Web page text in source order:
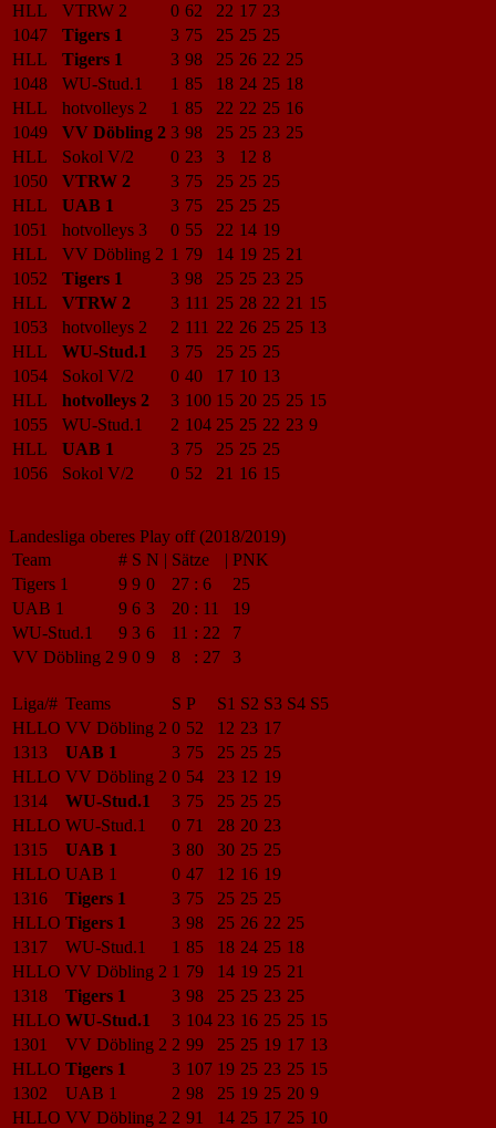
HLL
VTRW 2 0 62 22 17 23
1047
Tigers 1 3 75 25 25 25
HLL
Tigers 1 3 98 25 26 22 25
1048
WU-Stud.1 1 85 18 24 25 18
HLL
hotvolleys 2 1 85 22 22 25 16
1049
VV Döbling 2 3 98 25 25 23 25
HLL
Sokol V/2 0 23 3 12 8
1050
VTRW 2 3 75 25 25 25
HLL
UAB 1 3 75 25 25 25
1051
hotvolleys 3 0 55 22 14 19
HLL
VV Döbling 2 1 79 14 19 25 21
1052
Tigers 1 3 98 25 25 23 25
HLL
VTRW 2 3 111 25 28 22 21 15
1053
hotvolleys 2 2 111 22 26 25 25 13
HLL
WU-Stud.1 3 75 25 25 25
1054
Sokol V/2 0 40 17 10 13
HLL
hotvolleys 2 3 100 15 20 25 25 15
1055
WU-Stud.1 2 104 25 25 22 23 9
HLL
UAB 1 3 75 25 25 25
1056
Sokol V/2 0 52 21 16 15
Landesliga oberes Play off (2018/2019)
Team
# S N | Sätze | PNK
Tigers 1
9 9 0 27 : 6
25
UAB 1
9 6 3 20 : 11
19
WU-Stud.1
9 3 6 11 : 22
7
VV Döbling 2 9 0 9 8 : 27 3
Liga/# Teams S P S1 S2 S3 S4 S5
HLLO VV Döbling 2 0 52 12 23 17
1313
UAB 1 3 75 25 25 25
HLLO VV Döbling 2 0 54 23 12 19
1314
WU-Stud.1 3 75 25 25 25
HLLO WU-Stud.1 0 71 28 20 23
1315
UAB 1 3 80 30 25 25
HLLO UAB 1 0 47 12 16 19
1316
Tigers 1 3 75 25 25 25
HLLO Tigers 1 3 98 25 26 22 25
1317
WU-Stud.1 1 85 18 24 25 18
HLLO VV Döbling 2 1 79 14 19 25 21
1318
Tigers 1 3 98 25 25 23 25
HLLO WU-Stud.1 3 104 23 16 25 25 15
1301
VV Döbling 2 2 99 25 25 19 17 13
HLLO Tigers 1 3 107 19 25 23 25 15
1302
UAB 1 2 98 25 19 25 20 9
HLLO VV Döbling 2 2 91 14 25 17 25 10